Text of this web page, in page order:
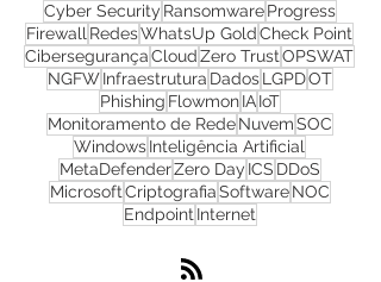
CyberSecurityTIHackersMalware
Cyber SecurityRansomwareProgress
FirewallRedesWhatsUp GoldCheck Point
CibersegurançaCloudZero TrustOPSWAT
NGFWInfraestruturaDadosLGPDOT
PhishingFlowmonIAIoT
Monitoramento de RedeNuvemSOC
WindowsInteligência Artificial
MetaDefenderZero DayICS
EndpointInternet